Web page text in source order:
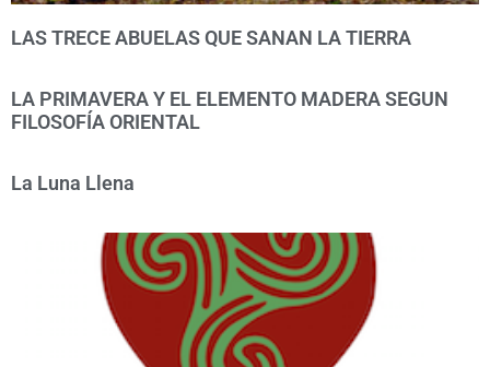
LAS TRECE ABUELAS QUE SANAN LA TIERRA
LA PRIMAVERA Y EL ELEMENTO MADERA SEGUN
FILOSOFÍA ORIENTAL
La Luna Llena